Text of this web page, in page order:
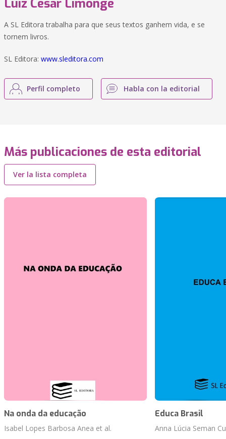
Luiz Cesar Limonge
A SL Editora trabalha para que seus textos ganhem vida, e se
tornem livros.
SL Editora: www.sleditora.com
Perfil completo Habla con la editorial
Más publicaciones de esta editorial
Ver la lista completa
Na onda da educação
Isabel Lopes Barbosa Anea et al.
Educa Brasil
Anna Lúcia Seman